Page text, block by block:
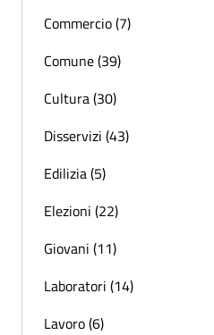
Commercio (7)
Comune (39)
Cultura (30)
Disservizi (43)
Edilizia (5)
Elezioni (22)
Giovani (11)
Laboratori (14)
Lavoro (6)